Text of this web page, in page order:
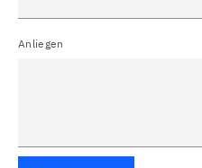
Anliegen